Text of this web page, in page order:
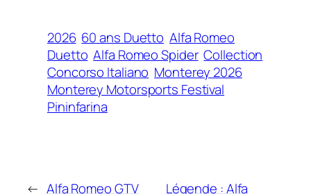
2026 60 ans Duetto Alfa Romeo
Duetto Alfa Romeo Spider Collection
Concorso Italiano Monterey 2026
Monterey Motorsports Festival
Pininfarina
← Alfa Romeo GTV
Légende : Alfa